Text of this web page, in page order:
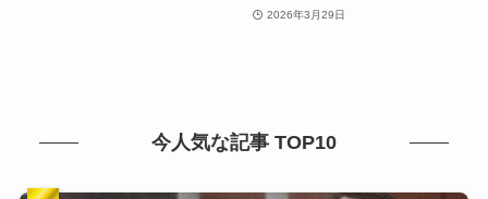
2026年3月29日
今人気な記事 TOP10